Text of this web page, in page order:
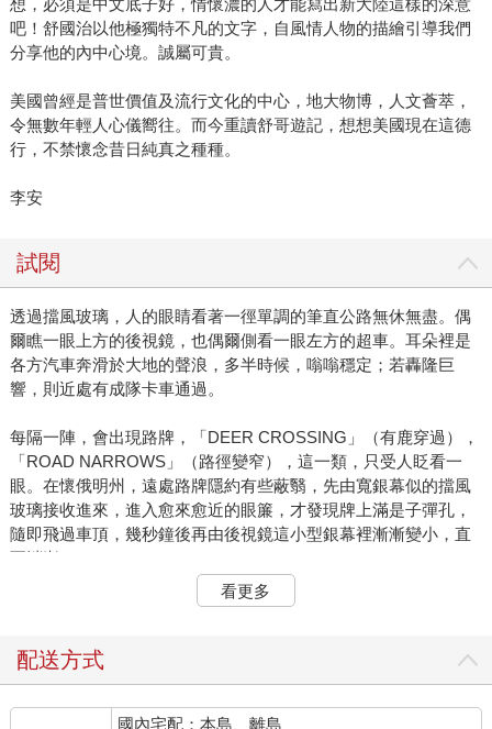
想，必須是中文底子好，情懷濃的人才能寫出新大陸這樣的深意
吧！舒國治以他極獨特不凡的文字，自風情人物的描繪引導我們
分享他的內中心境。誠屬可貴。
美國曾經是普世價值及流行文化的中心，地大物博，人文薈萃，
令無數年輕人心儀嚮往。而今重讀舒哥遊記，想想美國現在這德
行，不禁懷念昔日純真之種種。
李安
試閱
透過擋風玻璃，人的眼睛看著一徑單調的筆直公路無休無盡。偶
爾瞧一眼上方的後視鏡，也偶爾側看一眼左方的超車。耳朵裡是
各方汽車奔滑於大地的聲浪，多半時候，嗡嗡穩定；若轟隆巨
響，則近處有成隊卡車通過。
每隔一陣，會出現路牌，「DEER CROSSING」（有鹿穿過），
「ROAD NARROWS」（路徑變窄），這一類，只受人眨看一
眼。在懷俄明州，遠處路牌隱約有些蔽翳，先由寬銀幕似的擋風
玻璃接收進來，進入愈來愈近的眼簾，才發現牌上滿是子彈孔，
隨即飛過車頂，幾秒鐘後再由後視鏡這小型銀幕裡漸漸變小，直
至消逝。
在猶他州原野看到的彩虹大到令人激動，完美的半圓，虹柱直插
Amarillo路旁，十輛各年份的凱迪拉克車排成一列頭朝下，也斜插
看更多
配送方式
國內宅配：本島、離島